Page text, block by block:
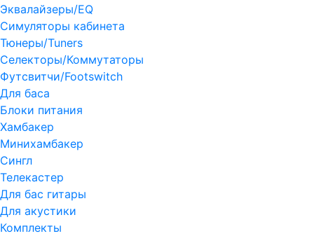
Эквалайзеры/EQ
Симуляторы кабинета
Тюнеры/Tuners
Селекторы/Коммутаторы
Футсвитчи/Footswitch
Для баса
Блоки питания
Хамбакер
Минихамбакер
Сингл
Телекастер
Для бас гитары
Для акустики
Комплекты